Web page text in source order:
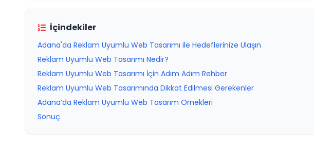
İçindekiler
Adana'da Reklam Uyumlu Web Tasarımı ile Hedeflerinize Ulaşın
Reklam Uyumlu Web Tasarımı Nedir?
Reklam Uyumlu Web Tasarımı İçin Adım Adım Rehber
Reklam Uyumlu Web Tasarımında Dikkat Edilmesi Gerekenler
Adana’da Reklam Uyumlu Web Tasarım Örnekleri
Sonuç